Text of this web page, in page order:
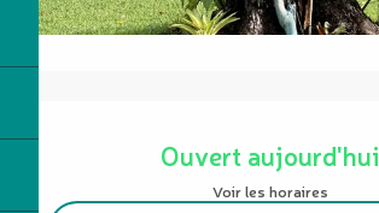
Ouvert aujourd'hui
Voir les horaires